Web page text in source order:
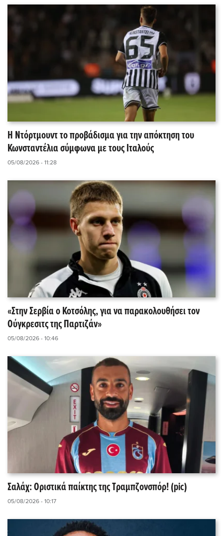
Η Ντόρτμουντ το προβάδισμα για την απόκτηση του
Κωνσταντέλια σύμφωνα με τους Ιταλούς
05/08/2026 - 11:28
«Στην Σερβία ο Κοτσόλης, για να παρακολουθήσει τον
Ούγκρεσιτς της Παρτιζάν»
05/08/2026 - 10:46
Σαλάχ: Οριστικά παίκτης της Τραμπζονσπόρ! (pic)
05/08/2026 - 10:17